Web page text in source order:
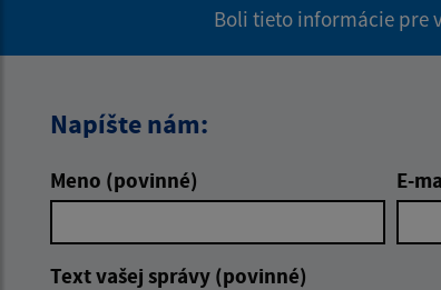
Boli tieto informácie pre
Napíšte nám:
Meno (povinné) E-
Text vašej správy (povinné)